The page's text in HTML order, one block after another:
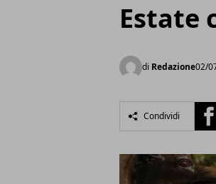
Estate
di Redazione02/
Condividi